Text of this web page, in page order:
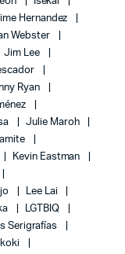
Hernandez
Webster
Jim Lee
Ryan
Julie Maroh
Kevin Eastman
Lee Lai
LGTBIQ
Serigrafías